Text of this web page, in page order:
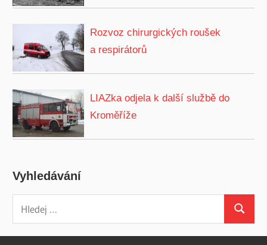
Rozvoz chirurgických roušek
a respirátorů
LIAZka odjela k další službě do
Kroměříže
Vyhledávání